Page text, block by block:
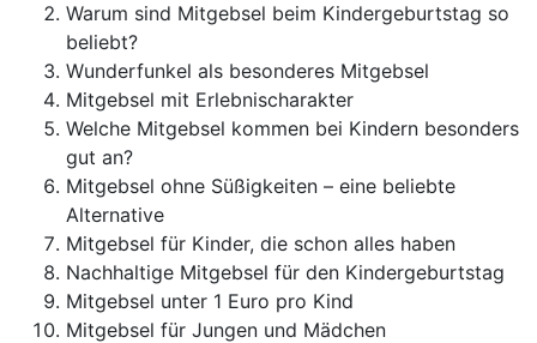
Warum sind Mitgebsel beim Kindergeburtstag so
beliebt?
Wunderfunkel als besonderes Mitgebsel
Mitgebsel mit Erlebnischarakter
Welche Mitgebsel kommen bei Kindern besonders
gut an?
Mitgebsel ohne Süßigkeiten – eine beliebte
Alternative
Mitgebsel für Kinder, die schon alles haben
Nachhaltige Mitgebsel für den Kindergeburtstag
Mitgebsel unter 1 Euro pro Kind
Mitgebsel für Jungen und Mädchen